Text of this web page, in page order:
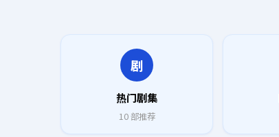
剧
热门剧集
10部推荐